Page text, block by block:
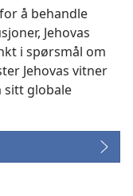
å behandle
Jehovas
i spørsmål om
Jehovas vitner
sitt globale